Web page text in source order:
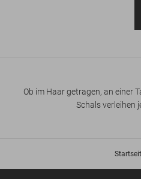
Ob im Haar getragen, an einer
Schals verleihen